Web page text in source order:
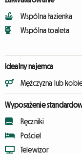
Wspólna łazienka
Wspólna toaleta
Idealny najemca
Mężczyzna lub
Wyposażenie
Ręczniki
Pościel
Telewizor